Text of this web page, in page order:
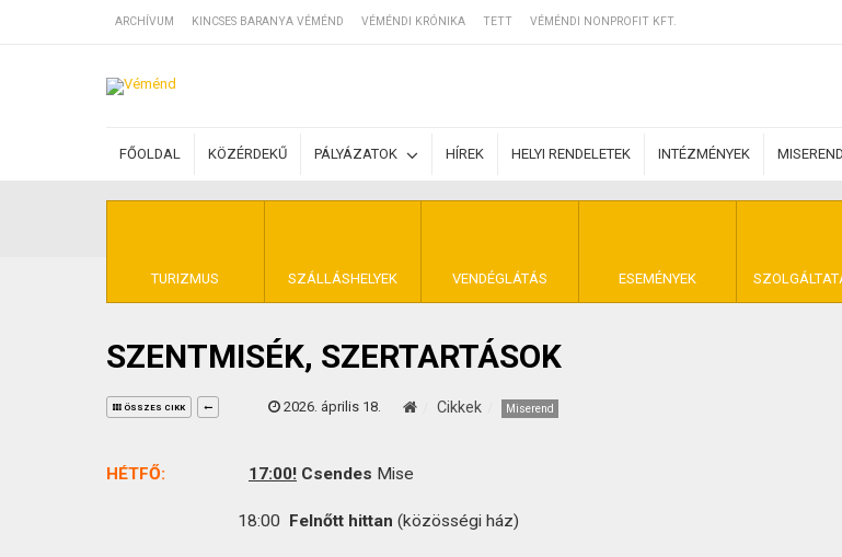
ARCHÍVUM KINCSES BARANYA VÉMÉND VÉMÉNDI KRÓNIKA TETT VÉMÉNDI NONPROFIT KFT.
FŐOLDAL KÖZÉRDEKŰ PÁLYÁZATOK HÍREK HELYI RENDELETEK INTÉZMÉNYEK MISEREND
TURIZMUS SZÁLLÁSHELYEK VENDÉGLÁTÁS ESEMÉNYEK
SZÁLLÁSOK
BEJEGYZÉSEK
ÁLTALÁNOS SZERZŐDÉSI
KINCSES BARANYA VÉMÉND
KAPCSOLAT
SZENTMISÉK, SZERTARTÁSOK
ÖSSZES CIKK 2026. április 18. Cikkek Miserend
HÉTFŐ: 17:00! Csendes Mise
18:00 Felnőtt hittan (közösségi ház)